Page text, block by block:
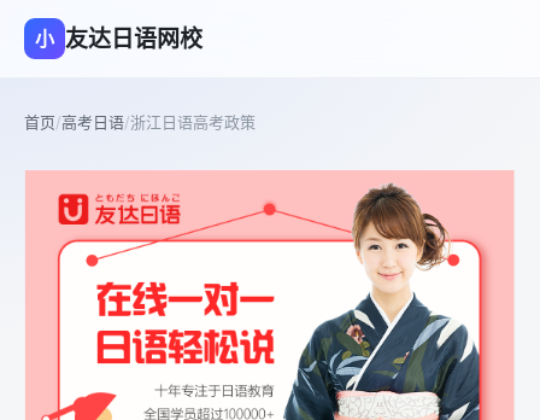
小 友达日语网校
首页/高考日语/浙江日语高考政策